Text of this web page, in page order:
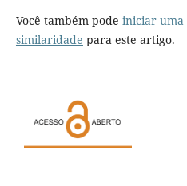
Você também pode iniciar uma
similaridade para este artigo.